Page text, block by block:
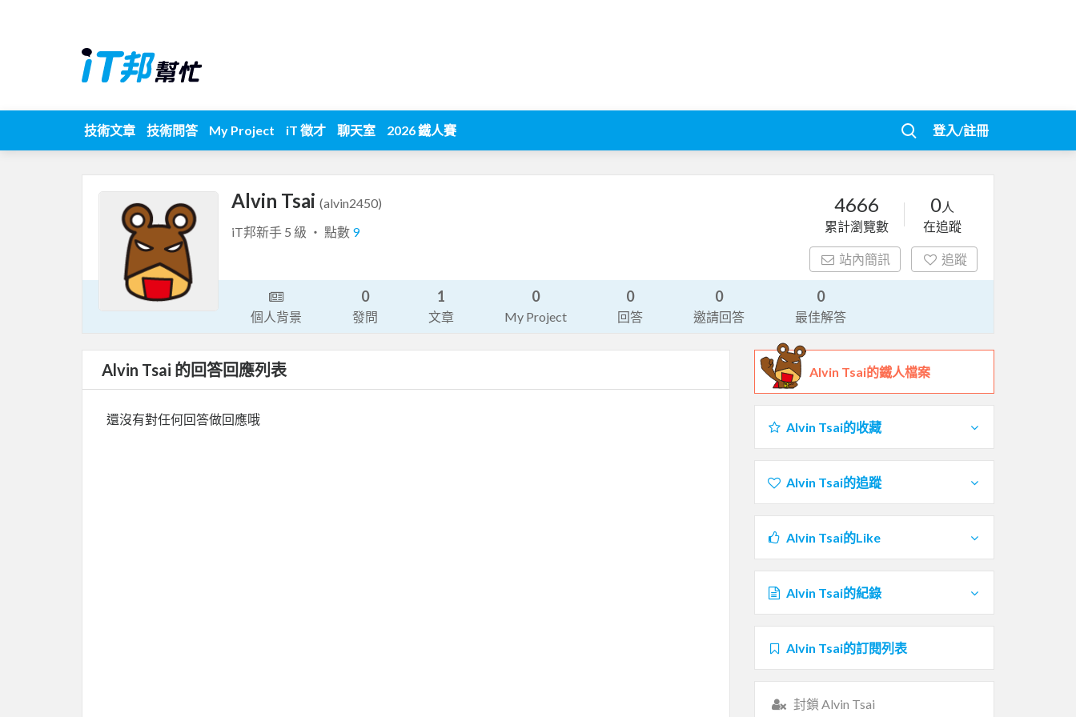
技術文章 技術問答 My Project iT 徵才 聊天室 2026 鐵人賽 登入/註冊
Alvin Tsai (alvin2450)
iT邦新手 5 級 ‧ 點數 9
4666
累計瀏覽數
0人
在追蹤
站內簡訊 追蹤
個人背景
0
發問
1
文章
0
My Project
0
回答
0
邀請回答
0
最佳解答
Alvin Tsai 的回答回應列表
還沒有對任何回答做回應哦
Alvin Tsai的鐵人檔案
Alvin Tsai的收藏
Alvin Tsai的追蹤
Alvin Tsai的Like
Alvin Tsai的紀錄
Alvin Tsai的訂閱列表
封鎖 Alvin Tsai